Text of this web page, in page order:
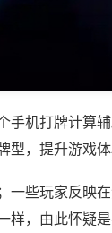
手机打牌计算
型，提升游戏
一些玩家反映
样，由此怀疑